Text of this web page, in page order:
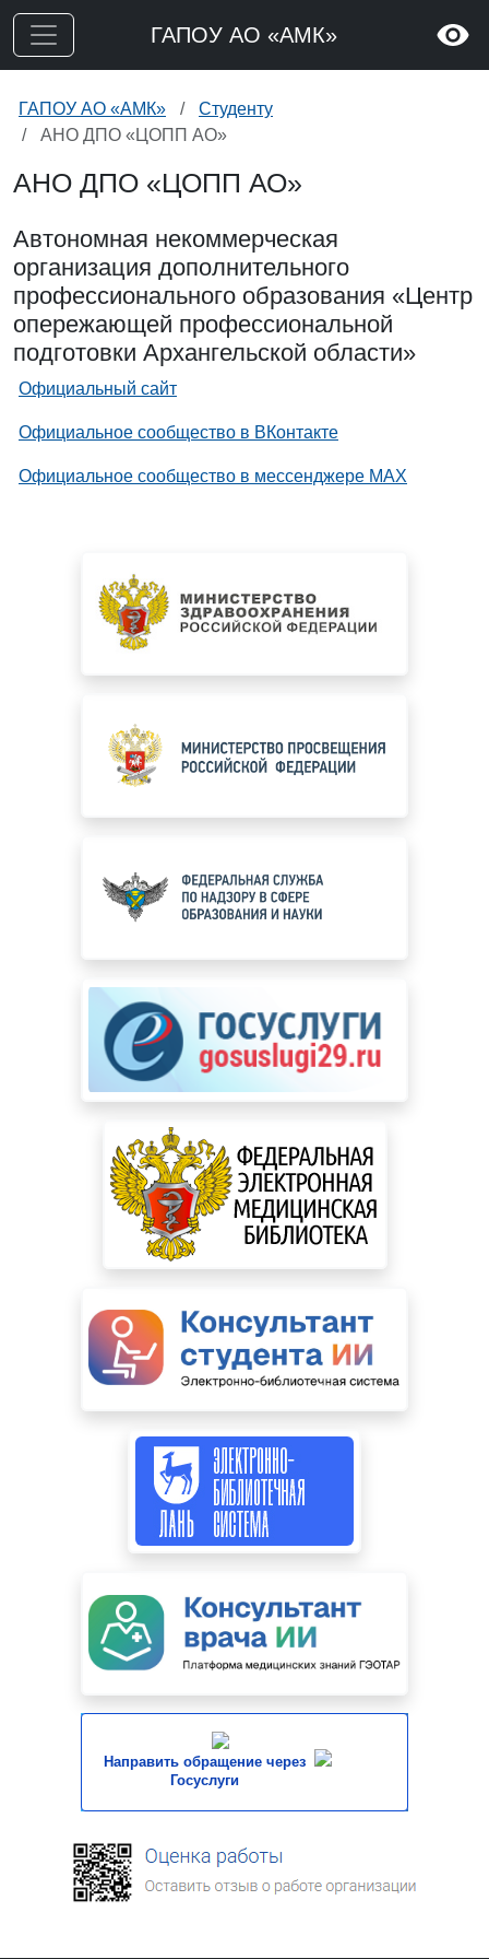
ГАПОУ АО «АМК»
ГАПОУ АО «АМК»
Студенту
АНО ДПО «ЦОПП АО»
АНО ДПО «ЦОПП АО»
Автономная некоммерческая
организация дополнительного
профессионального образования «Центр
опережающей профессиональной
подготовки Архангельской области»
Официальный сайт
Официальное сообщество в ВКонтакте
Официальное сообщество в мессенджере MAX
Направить обращение через
Госуслуги